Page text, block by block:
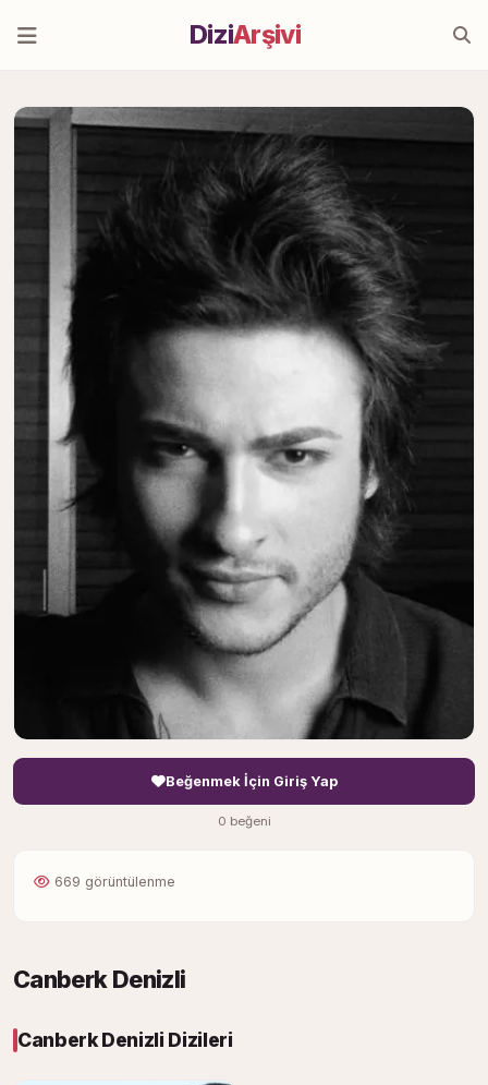
DiziArşivi
Beğenmek İçin Giriş Yap
0 beğeni
669 görüntülenme
Canberk Denizli
Canberk Denizli Dizileri